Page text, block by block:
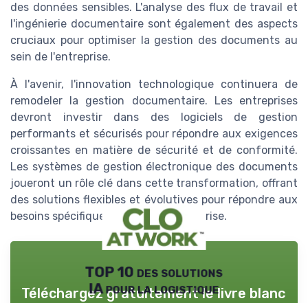
des données sensibles. L'analyse des flux de travail et
l'ingénierie documentaire sont également des aspects
cruciaux pour optimiser la gestion des documents au
sein de l'entreprise.
À l'avenir, l'innovation technologique continuera de
remodeler la gestion documentaire. Les entreprises
devront investir dans des logiciels de gestion
performants et sécurisés pour répondre aux exigences
croissantes en matière de sécurité et de conformité.
Les systèmes de gestion électronique des documents
joueront un rôle clé dans cette transformation, offrant
des solutions flexibles et évolutives pour répondre aux
besoins spécifiques de chaque entreprise.
TOP 10 des solutions
IA pour la logistique
Téléchargez gratuitement le livre blanc